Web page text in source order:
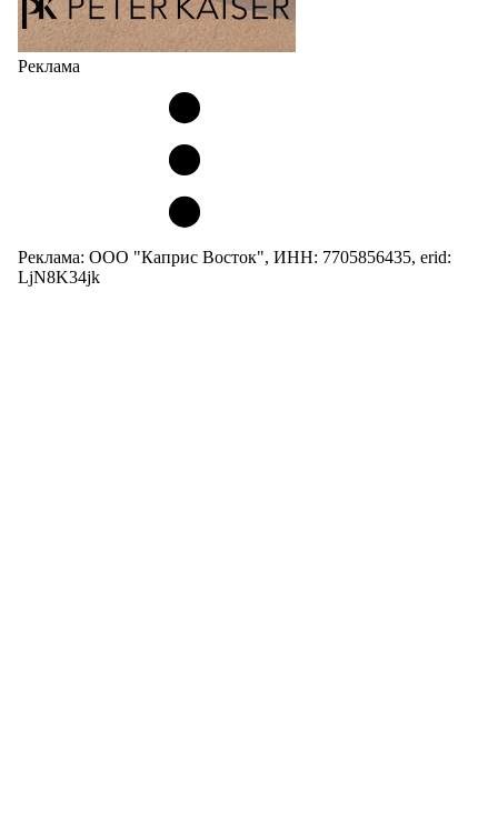
Реклама
Реклама: ООО "Каприс Восток", ИНН: 7705856435, erid:
LjN8K34jk